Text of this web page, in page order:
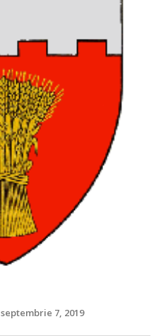
septembrie 7, 2019